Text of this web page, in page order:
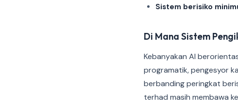
Sistem berisiko
Di Mana Sistem
Kebanyakan AI
programatik, pengesyor
berbanding peringkat
terhad masih membawa